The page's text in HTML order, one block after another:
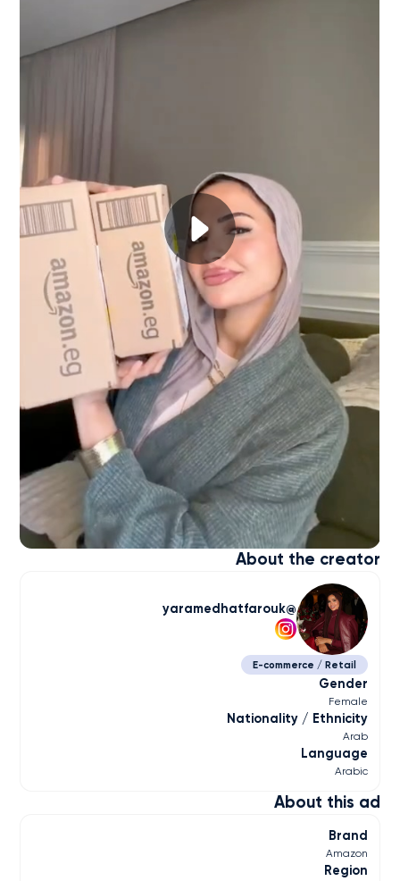
About this ad
Brand
Amazon
Region
About the creator
yaramedhatfarouk
E-commerce / Retail
Gender
Female
Nationality / Ethnicity
Arab
Language
Arabic